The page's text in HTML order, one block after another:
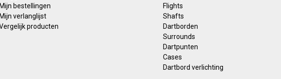
Mijn bestellingen
Mijn verlanglijst
producten
Flights
Shafts
Dartborden
Surrounds
Dartpunten
Cases
Dartbord verlichting